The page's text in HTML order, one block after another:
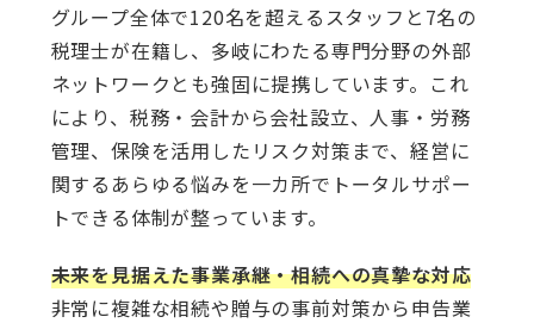
グループ全体で120名を超えるスタッフと7名の
税理士が在籍し、多岐にわたる専門分野の外部
ネットワークとも強固に提携しています。これ
により、税務・会計から会社設立、人事・労務
管理、保険を活用したリスク対策まで、経営に
関するあらゆる悩みを一カ所でトータルサポー
トできる体制が整っています。
未来を見据えた事業承継・相続への真摯な対応
非常に複雑な相続や贈与の事前対策から申告業